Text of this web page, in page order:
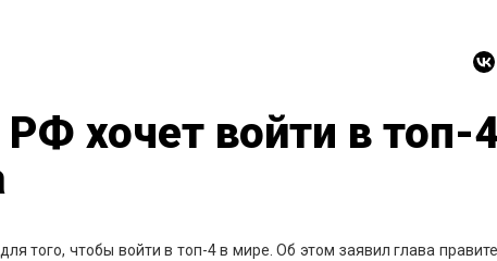
хочет войти в топ-
того, чтобы войти в топ-4 в мире. Об этом заявил глава